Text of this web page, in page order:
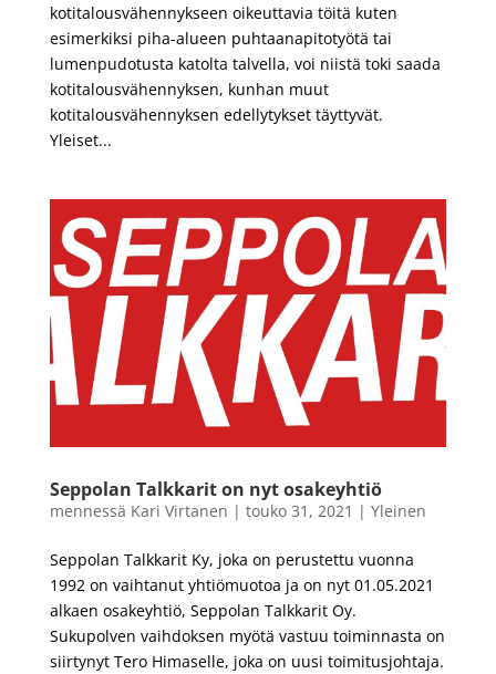
kotitalousvähennykseen oikeuttavia töitä kuten
esimerkiksi piha-alueen puhtaanapitotyötä tai
lumenpudotusta katolta talvella, voi niistä toki saada
kotitalousvähennyksen, kunhan muut
kotitalousvähennyksen edellytykset täyttyvät.
Yleiset...
Seppolan Talkkarit on nyt osakeyhtiö
mennessä Kari Virtanen | touko 31, 2021 | Yleinen
Seppolan Talkkarit Ky, joka on perustettu vuonna
1992 on vaihtanut yhtiömuotoa ja on nyt 01.05.2021
alkaen osakeyhtiö, Seppolan Talkkarit Oy.
Sukupolven vaihdoksen myötä vastuu toiminnasta on
siirtynyt Tero Himaselle, joka on uusi toimitusjohtaja.